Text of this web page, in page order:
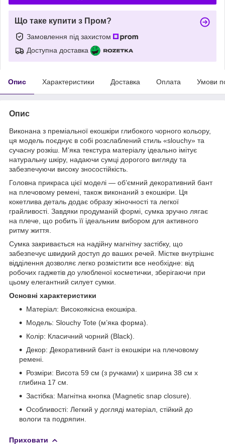
Що таке купити з Пром?
Замовлення під захистом
Доступна доставка
Опис Характеристики Доставка Оплата Умови
Опис
Виконана з преміальної екошкіри глибокого чорного кольору,
ця модель поєднує в собі розслаблений стиль «slouchy» та
сучасну розкіш. М’яка текстура матеріалу ідеально імітує
натуральну шкіру, надаючи сумці дорогого вигляду та
забезпечуючи високу зносостійкість.
Головна прикраса цієї моделі — об’ємний декоративний бант
на плечовому ремені, також виконаний з екошкіри. Ця
кокетлива деталь додає образу жіночності та легкої
грайливості. Завдяки продуманій формі, сумка зручно лягає
на плече, що робить її ідеальним вибором для активного
ритму життя.
Сумка закривається на надійну магнітну застібку, що
забезпечує швидкий доступ до ваших речей. Містке внутрішнє
відділення дозволяє легко розмістити все необхідне: від
робочих гаджетів до улюбленої косметички, зберігаючи при
цьому елегантний силует сумки.
Основні характеристики
Матеріал: Високоякісна екошкіра.
Модель: Slouchy Tote (м’яка форма).
Колір: Класичний чорний (Black).
Декор: Декоративний бант із екошкіри на плечовому
ремені.
Розміри: Висота 59 см (з ручками) x ширина 38 см x
глибина 17 см.
Застібка: Магнітна кнопка (Magnetic snap closure).
Особливості: Легкий у догляді матеріал, стійкий до
вологи та подряпин.
Приховати